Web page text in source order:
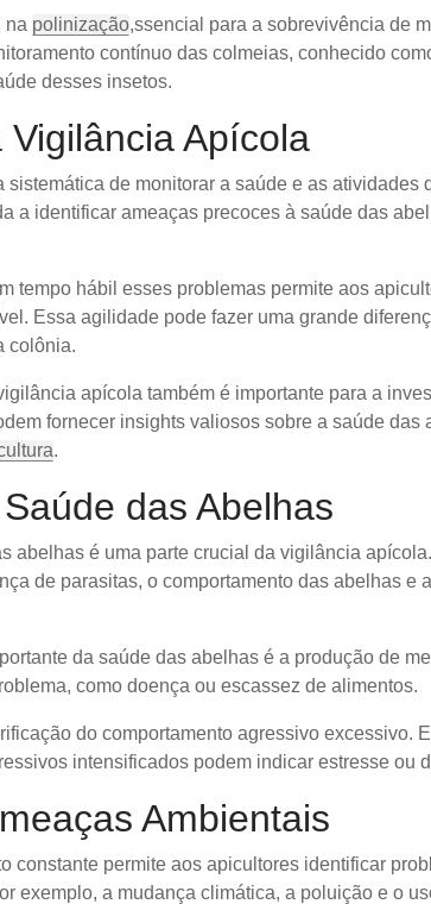
na polinização,ssencial para a sobrevivência de
contínuo das colmeias, conhecido
desses insetos.
Apícola
de monitorar a saúde e as atividades
a identificar ameaças precoces à saúde das
tempo hábil esses problemas permite aos
Essa agilidade pode fazer uma grande
colônia.
apícola também é importante para a
fornecer insights valiosos sobre a saúde das
.
das Abelhas
abelhas é uma parte crucial da vigilância
de parasitas, o comportamento das abelhas e
da saúde das abelhas é a produção de
como doença ou escassez de alimentos.
do comportamento agressivo excessivo.
intensificados podem indicar estresse ou
Ambientais
constante permite aos apicultores identificar
exemplo, a mudança climática, a poluição e o